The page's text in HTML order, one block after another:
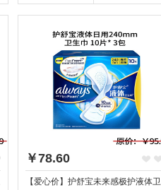
￥78.60
【爱心价】护舒宝未来感极护液体卫